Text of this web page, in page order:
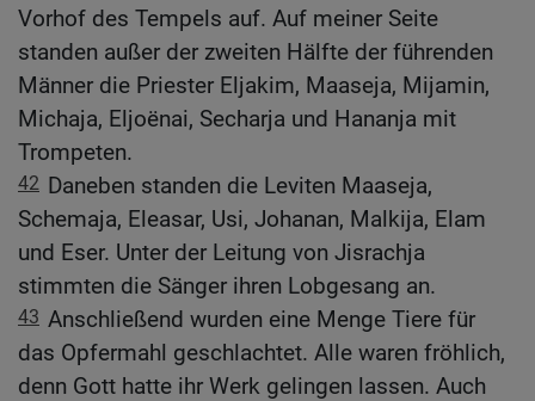
Vorhof des Tempels auf. Auf meiner Seite
standen außer der zweiten Hälfte der führenden
Männer die Priester Eljakim, Maaseja, Mijamin,
Michaja, Eljoënai, Secharja und Hananja mit
Trompeten.
42 Daneben standen die Leviten Maaseja,
Schemaja, Eleasar, Usi, Johanan, Malkija, Elam
und Eser. Unter der Leitung von Jisrachja
stimmten die Sänger ihren Lobgesang an.
43 Anschließend wurden eine Menge Tiere für
das Opfermahl geschlachtet. Alle waren fröhlich,
denn Gott hatte ihr Werk gelingen lassen. Auch